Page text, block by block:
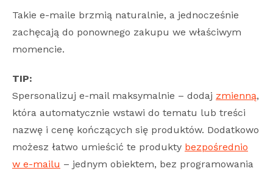
Takie e-maile brzmią naturalnie, a jednocześnie
zachęcają do ponownego zakupu we właściwym
momencie.
TIP:
Spersonalizuj e-mail maksymalnie – dodaj zmienną,
która automatycznie wstawi do tematu lub treści
nazwę i cenę kończących się produktów. Dodatkowo
możesz łatwo umieścić te produkty bezpośrednio
w e-mailu – jednym obiektem, bez programowania